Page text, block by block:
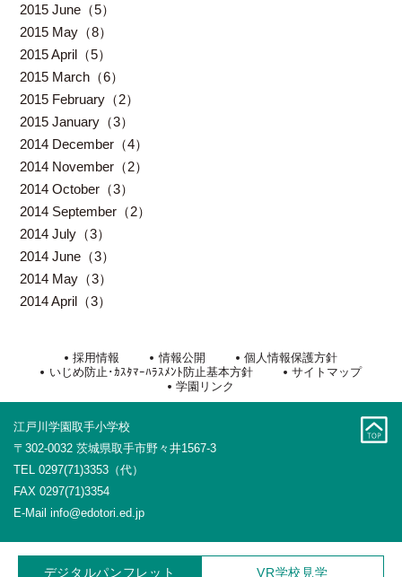
デジタルパンフレット VR学校見学
2015 June（5）
2015 May（8）
2015 April（5）
2015 March（6）
2015 February（2）
2015 January（3）
2014 December（4）
2014 November（2）
2014 October（3）
2014 September（2）
2014 July（3）
2014 June（3）
2014 May（3）
2014 April（3）
江戸川学園取手小学校
〒302-0032 茨城県取手市野々井1567-3
TEL 0297(71)3353（代）
FAX 0297(71)3354
E-Mail info@edotori.ed.jp
採用情報 情報公開
個人情報保護方針
いじめ防止･ｶｽﾀﾏｰﾊﾗｽﾒﾝﾄ防止基本方針
サイトマップ
学園リンク